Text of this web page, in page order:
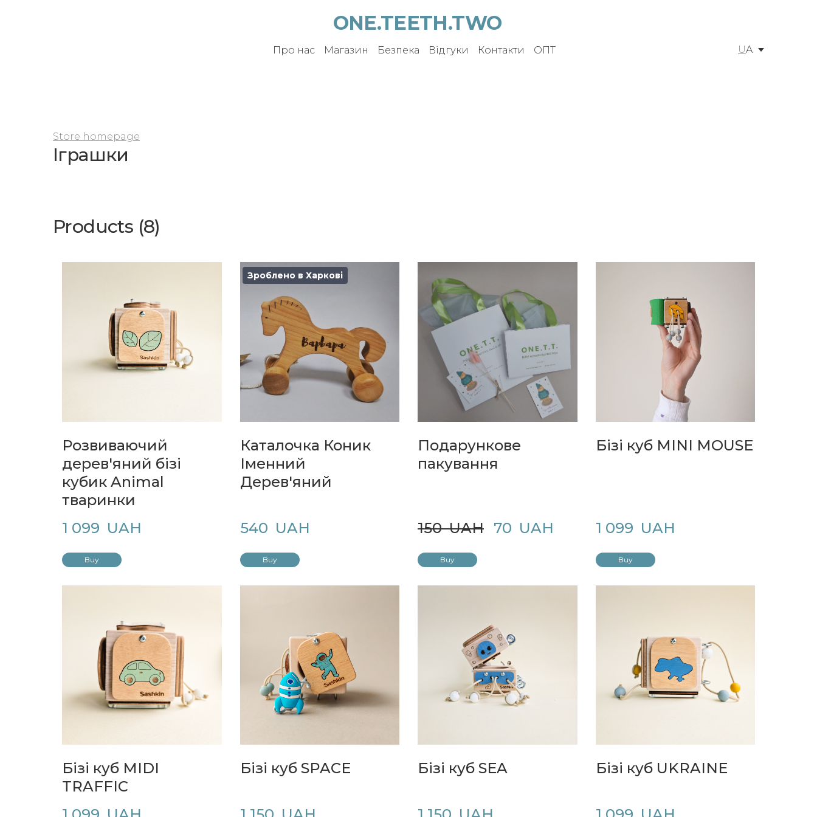
ONE.TEETH.TWO
Про нас Магазин Безпека Відгуки Контакти ОПТ UA
Store homepage
Іграшки
Products (8)
Розвиваючий
дерев'яний бізі
кубик Animal
тваринки
1 099  UAH
Buy
Зроблено в Харкові
Каталочка Коник
Іменний
Дерев'яний
540  UAH
Buy
Подарункове
пакування
150  UAH 70  UAH
Buy
Бізі куб MINI MOUSE
1 099  UAH
Buy
Бізі куб MIDI
TRAFFIC
Бізі куб SPACE Бізі куб SEA Бізі куб UKRAINE